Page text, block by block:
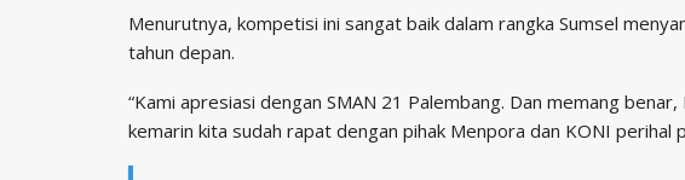
Menurutnya, kompetisi ini sangat baik dalam rangka Sumsel
tahun depan.
“Kami apresiasi dengan SMAN 21 Palembang. Dan memang
kemarin kita sudah rapat dengan pihak Menpora dan KONI perihal